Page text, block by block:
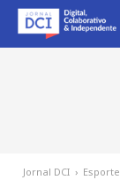
Jornal DCI › Esporte